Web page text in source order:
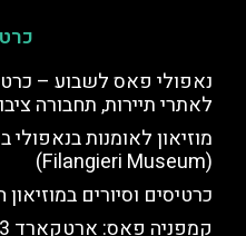
נאפולי פאס לשבוע –
לאתרי תיירות, תחבורה
מוזיאון לאומנות
(Filangieri Museum)
כרטיסים וסיורים